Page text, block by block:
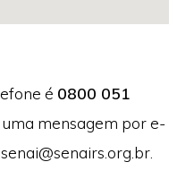
é 0800 051
uma mensagem por e-
.